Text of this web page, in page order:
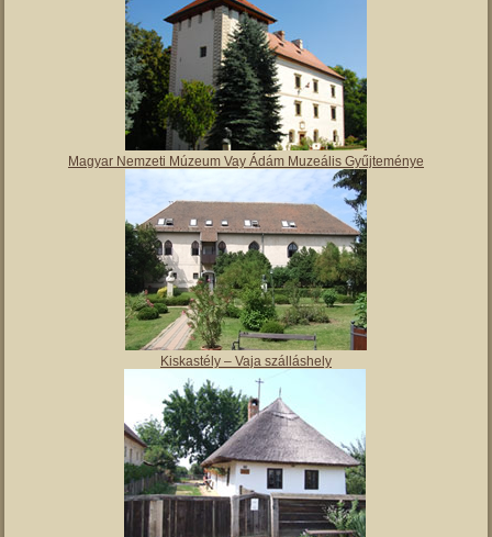
Magyar Nemzeti Múzeum Vay Ádám Muzeális Gyűjteménye
Kiskastély – Vaja szálláshely